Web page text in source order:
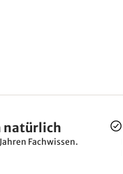
natürlich
Fachwissen.